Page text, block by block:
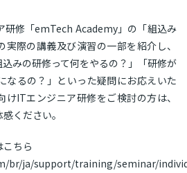
研修「emTech Academy」の「組込み
際の講義及び演習の一部を紹介し、
みの研修って何をやるの？」「研修が
なるの？」といった疑問にお応えいた
けITエンジニア研修をご検討の方は、
ください。
ちら
br/ja/support/training/seminar/